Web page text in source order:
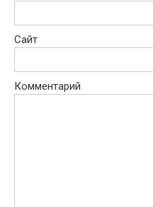
Сайт
Комментарий